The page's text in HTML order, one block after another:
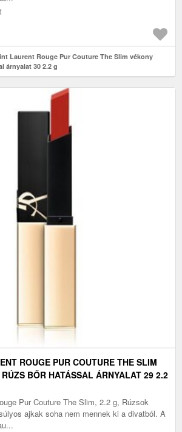
Laurent Rouge Pur Couture The Slim vékony
árnyalat 30 2.2 g
ROUGE PUR COUTURE THE SLIM
BŐR HATÁSSAL ÁRNYALAT 29 2.2
Pur Couture The Slim, 2.2 g, Rúzsok
ajkak soha nem mennek ki a divatból. A